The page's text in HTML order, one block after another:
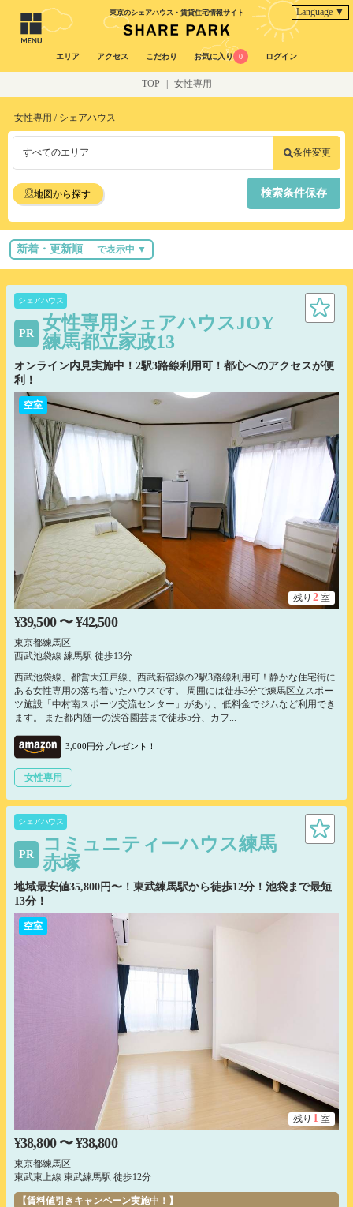
東京のシェアハウス・賃貸住宅情報サイト Language ▼
エリア アクセス こだわり お気に入り 0 ログイン
TOP 女性専用
女性専用 / シェアハウス
すべてのエリア 条件変更
地図から探す 検索条件保存
新着・更新順 で表示中 ▼
シェアハウス
PR
女性専用シェアハウスJOY
練馬都立家政13
オンライン内見実施中！2駅3路線利用可！都心へのアクセスが便
利！
空室
残り 2 室
¥39,500 〜 ¥42,500
東京都練馬区
西武池袋線 練馬駅 徒歩13分
西武池袋線、都営大江戸線、西武新宿線の2駅3路線利用可！静かな住宅街に
ある女性専用の落ち着いたハウスです。 周囲には徒歩3分で練馬区立スポー
ツ施設「中村南スポーツ交流センター」があり、低料金でジムなど利用でき
ます。 また都内随一の渋谷園芸まで徒歩5分、カフ...
3,000円分プレゼント！
女性専用
シェアハウス
PR
コミュニティーハウス練馬
赤塚
地域最安値35,800円〜！東武練馬駅から徒歩12分！池袋まで最短
13分！
空室
残り 1 室
¥38,800 〜 ¥38,800
東京都練馬区
東武東上線 東武練馬駅 徒歩12分
【賃料値引きキャンペーン実施中！】